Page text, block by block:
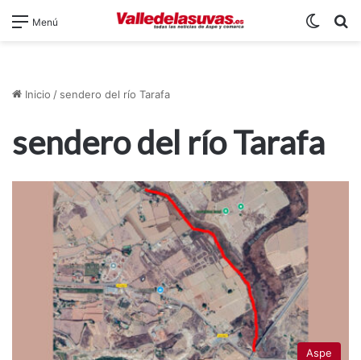
Menú
Inicio / sendero del río Tarafa
sendero del río Tarafa
Aspe